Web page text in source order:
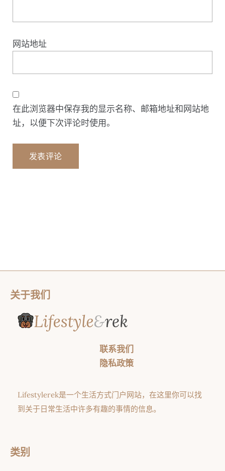
网站地址
在此浏览器中保存我的显示名称、邮箱地址和网站地
址，以便下次评论时使用。
关于我们
联系我们
隐私政策
Lifestylerek是一个生活方式门户网站，在这里你可以找
到关于日常生活中许多有趣的事情的信息。
类别